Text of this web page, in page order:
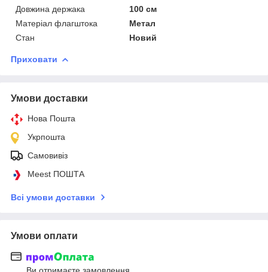
Довжина держака
100 см
Матеріал флагштока
Метал
Стан
Новий
Приховати
Умови доставки
Нова Пошта
Укрпошта
Самовивіз
Meest ПОШТА
Всі умови доставки
Умови оплати